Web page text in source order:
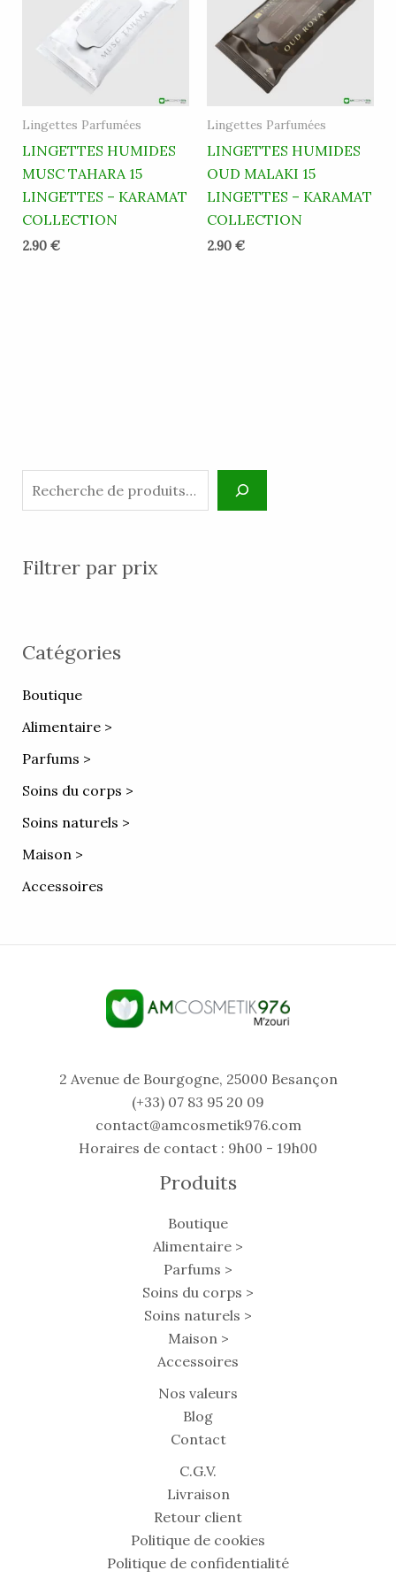
Filtrer par prix
Catégories
Boutique
Alimentaire >
Parfums >
Soins du corps >
Soins naturels >
Maison >
Accessoires
Lingettes Parfumées
LINGETTES HUMIDES
MUSC TAHARA 15
LINGETTES – KARAMAT
COLLECTION
2.90 €
Lingettes Parfumées
LINGETTES HUMIDES
OUD MALAKI 15
LINGETTES – KARAMAT
COLLECTION
2.90 €
2 Avenue de Bourgogne, 25000 Besançon
(+33) 07 83 95 20 09
contact@amcosmetik976.com
Horaires de contact : 9h00 - 19h00
Produits
Boutique
Alimentaire >
Parfums >
Soins du corps >
Soins naturels >
Maison >
Accessoires
Nos valeurs
Blog
Contact
C.G.V.
Livraison
Retour client
Politique de cookies
Politique de confidentialité